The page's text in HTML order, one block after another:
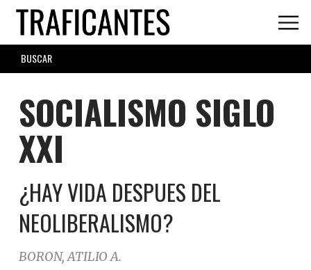
Skip
main
content
SEARCH
FORM
SOCIALISMO SIGLO
XXI
¿HAY VIDA DESPUES DEL
NEOLIBERALISMO?
BORON, ATILIO A.